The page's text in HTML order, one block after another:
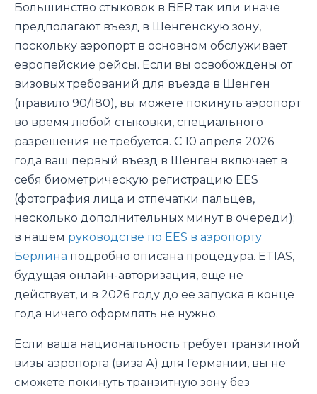
Большинство стыковок в BER так или иначе
предполагают въезд в Шенгенскую зону,
поскольку аэропорт в основном обслуживает
европейские рейсы. Если вы освобождены от
визовых требований для въезда в Шенген
(правило 90/180), вы можете покинуть аэропорт
во время любой стыковки, специального
разрешения не требуется. С 10 апреля 2026
года ваш первый въезд в Шенген включает в
себя биометрическую регистрацию EES
(фотография лица и отпечатки пальцев,
несколько дополнительных минут в очереди);
в нашем руководстве по EES в аэропорту
Берлина подробно описана процедура. ETIAS,
будущая онлайн-авторизация, еще не
действует, и в 2026 году до ее запуска в конце
года ничего оформлять не нужно.
Если ваша национальность требует транзитной
визы аэропорта (виза А) для Германии, вы не
сможете покинуть транзитную зону без